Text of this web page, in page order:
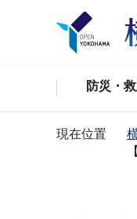
防災・
現在位置